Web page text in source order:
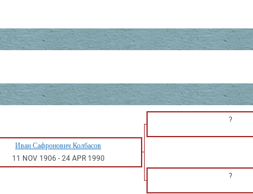
?
Иван Сафронович Колбасов
11 NOV 1906 - 24 APR 1990
?